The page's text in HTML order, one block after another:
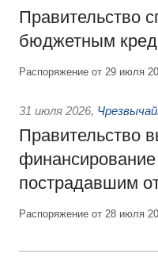
Правительство
бюджетным
Распоряжение от 29 июля
31 июля 2026,
Правительство
пострадавшим
Распоряжение от 28 июля